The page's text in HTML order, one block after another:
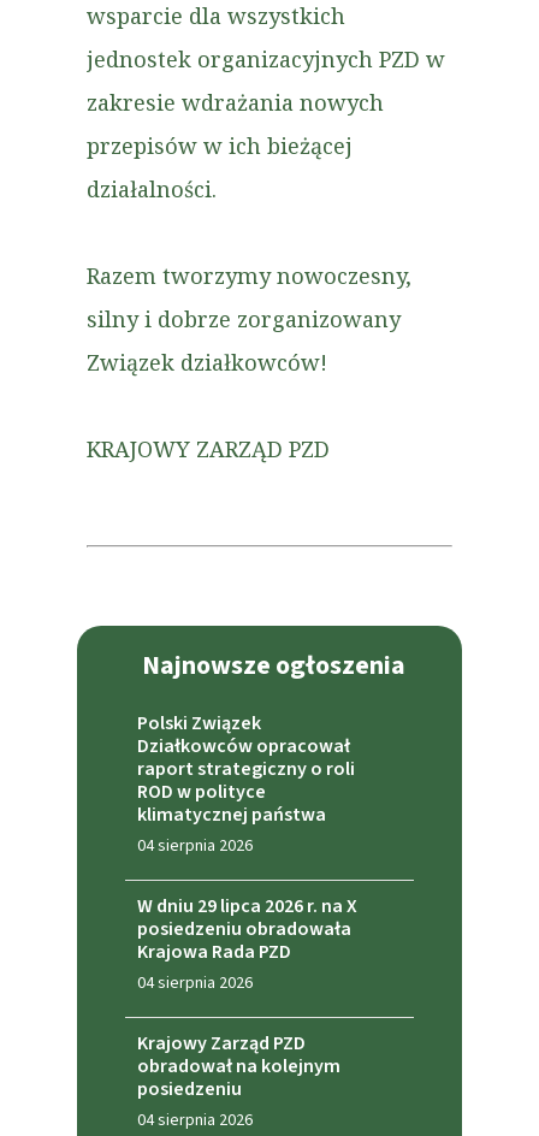
Najnowsze ogłoszenia
Polski Związek
Działkowców opracował
raport strategiczny o roli
ROD w polityce
klimatycznej państwa
04 sierpnia 2026
W dniu 29 lipca 2026 r. na X
posiedzeniu obradowała
Krajowa Rada PZD
04 sierpnia 2026
Krajowy Zarząd PZD
obradował na kolejnym
posiedzeniu
04 sierpnia 2026
wsparcie dla wszystkich
jednostek organizacyjnych PZD w
zakresie wdrażania nowych
przepisów w ich bieżącej
działalności.
Razem tworzymy nowoczesny,
silny i dobrze zorganizowany
Związek działkowców!
KRAJOWY ZARZĄD PZD